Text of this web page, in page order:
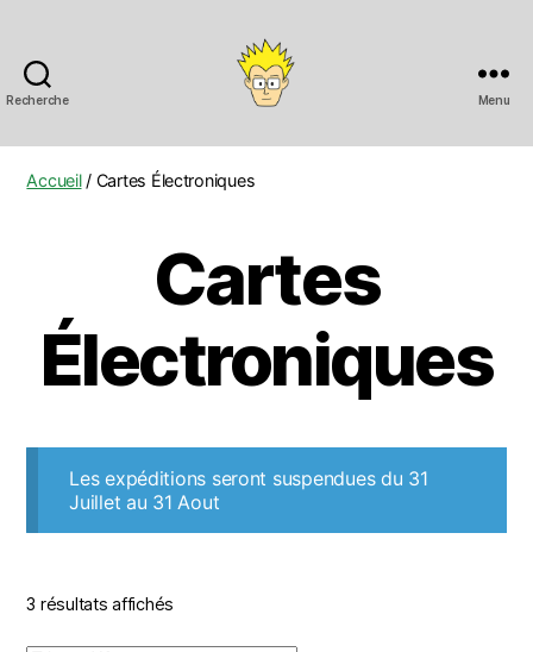
Recherche Menu
Accueil/ Cartes Électroniques
Cartes
Électroniques
Les expéditions seront suspendues du 31
Juillet au 31 Aout
3 résultats affichés